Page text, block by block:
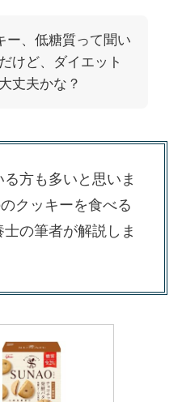
ー、低糖質って聞い
けど、ダイエット
丈夫かな？
方も多いと思いま
クッキーを食べる
の筆者が解説しま